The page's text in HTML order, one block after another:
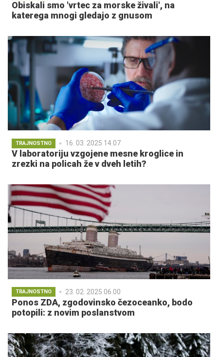
Obiskali smo 'vrtec za morske živali', na
katerega mnogi gledajo z gnusom
TRAJNOSTNO 16. 03. 2025 14.07
V laboratoriju vzgojene mesne kroglice in
zrezki na policah že v dveh letih?
TRAJNOSTNO 23. 02. 2025 06.00
Ponos ZDA, zgodovinsko čezoceanko, bodo
potopili: z novim poslanstvom